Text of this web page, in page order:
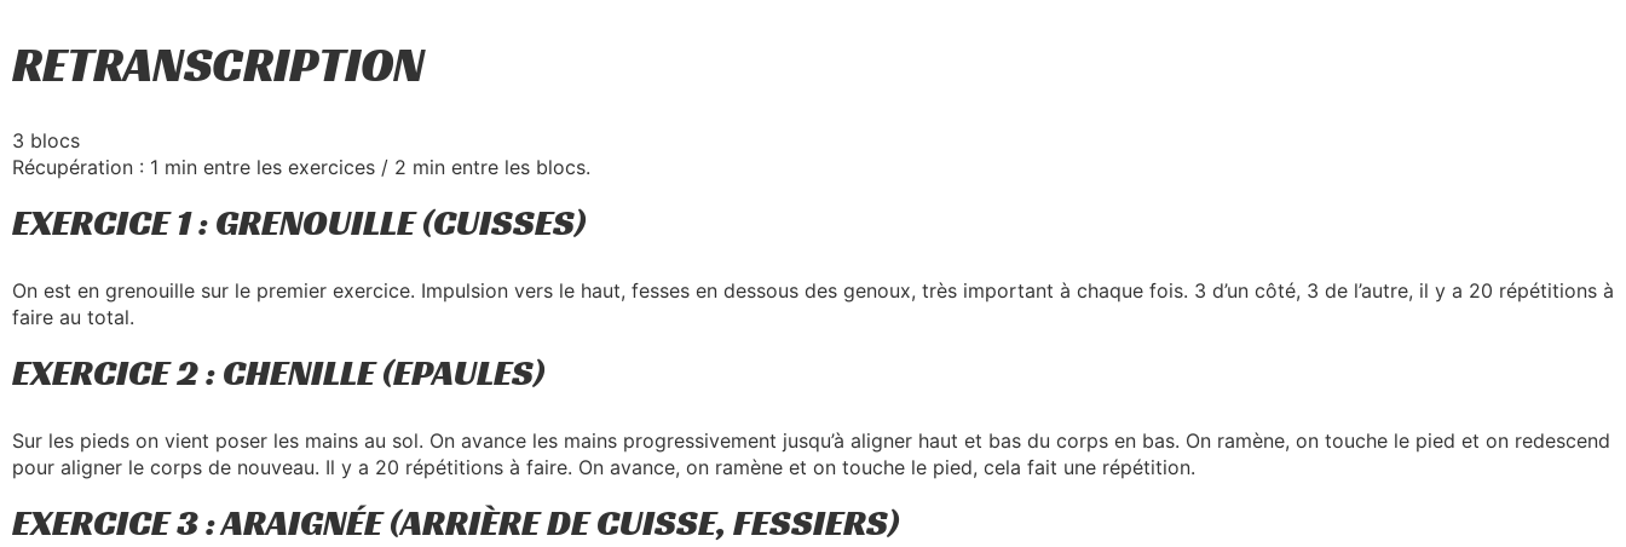
RETRANSCRIPTION
3 blocs
Récupération : 1 min entre les exercices / 2 min entre les blocs.
EXERCICE 1 : GRENOUILLE (CUISSES)
On est en grenouille sur le premier exercice. Impulsion vers le haut, fesses en dessous des genoux, très important à chaque fois. 3 d’un côté, 3 de l’autre, il y a 20 répétitions à
faire au total.
EXERCICE 2 : CHENILLE (EPAULES)
Sur les pieds on vient poser les mains au sol. On avance les mains progressivement jusqu’à aligner haut et bas du corps en bas. On ramène, on touche le pied et on redescend
pour aligner le corps de nouveau. Il y a 20 répétitions à faire. On avance, on ramène et on touche le pied, cela fait une répétition.
EXERCICE 3 : ARAIGNÉE (ARRIÈRE DE CUISSE, FESSIERS)